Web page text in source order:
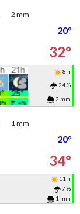
2 mm
20°
32°
8 h
24 %
2 mm
1 mm
20°
34°
11 h
7 %
1 mm